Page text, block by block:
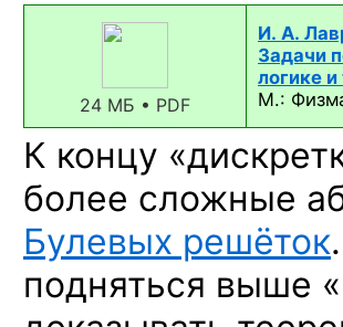
24 МБ • PDF
И. А.
Задачи
логике
М.:
К концу
более сложные
Булевых решёток
подняться выше